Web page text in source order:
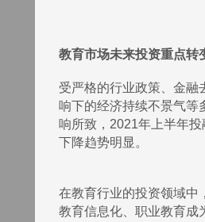
教育市场未来投资重点转
受严格的行业政策、金融
响下的经济持续不景气等
响所致，2021年上半年
下降趋势明显。
在教育行业的投资领域中
教育信息化、职业教育成